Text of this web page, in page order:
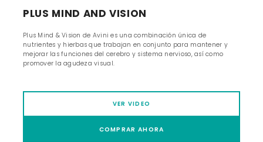
PLUS MIND AND VISION
Plus Mind & Vision de Avini es una combinación única de
nutrientes y hierbas que trabajan en conjunto para mantener y
mejorar las funciones del cerebro y sistema nervioso, así como
promover la agudeza visual.
VER VIDEO
COMPRAR AHORA